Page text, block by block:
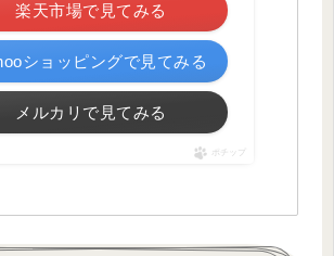
楽天市場で見てみる
ショッピングで見てみる
メルカリで見てみる
ポチップ